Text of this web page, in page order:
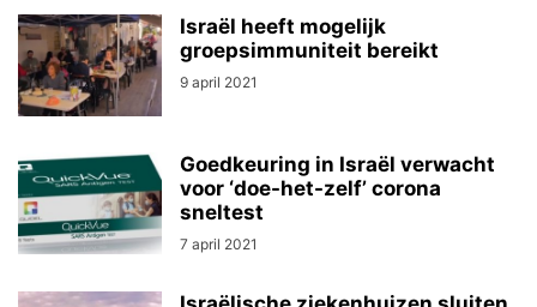
Israël heeft mogelijk
groepsimmuniteit bereikt
9 april 2021
Goedkeuring in Israël verwacht
voor ‘doe-het-zelf’ corona
sneltest
7 april 2021